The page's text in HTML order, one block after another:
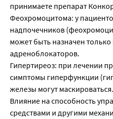
принимаете препарат
Феохромоцитома: у
надпочечников
может быть назначен
адреноблокаторов.
Гипертиреоз: при лечении
симптомы гиперфункции
железы могут маскироваться.
Влияние на способность
средствами и другими